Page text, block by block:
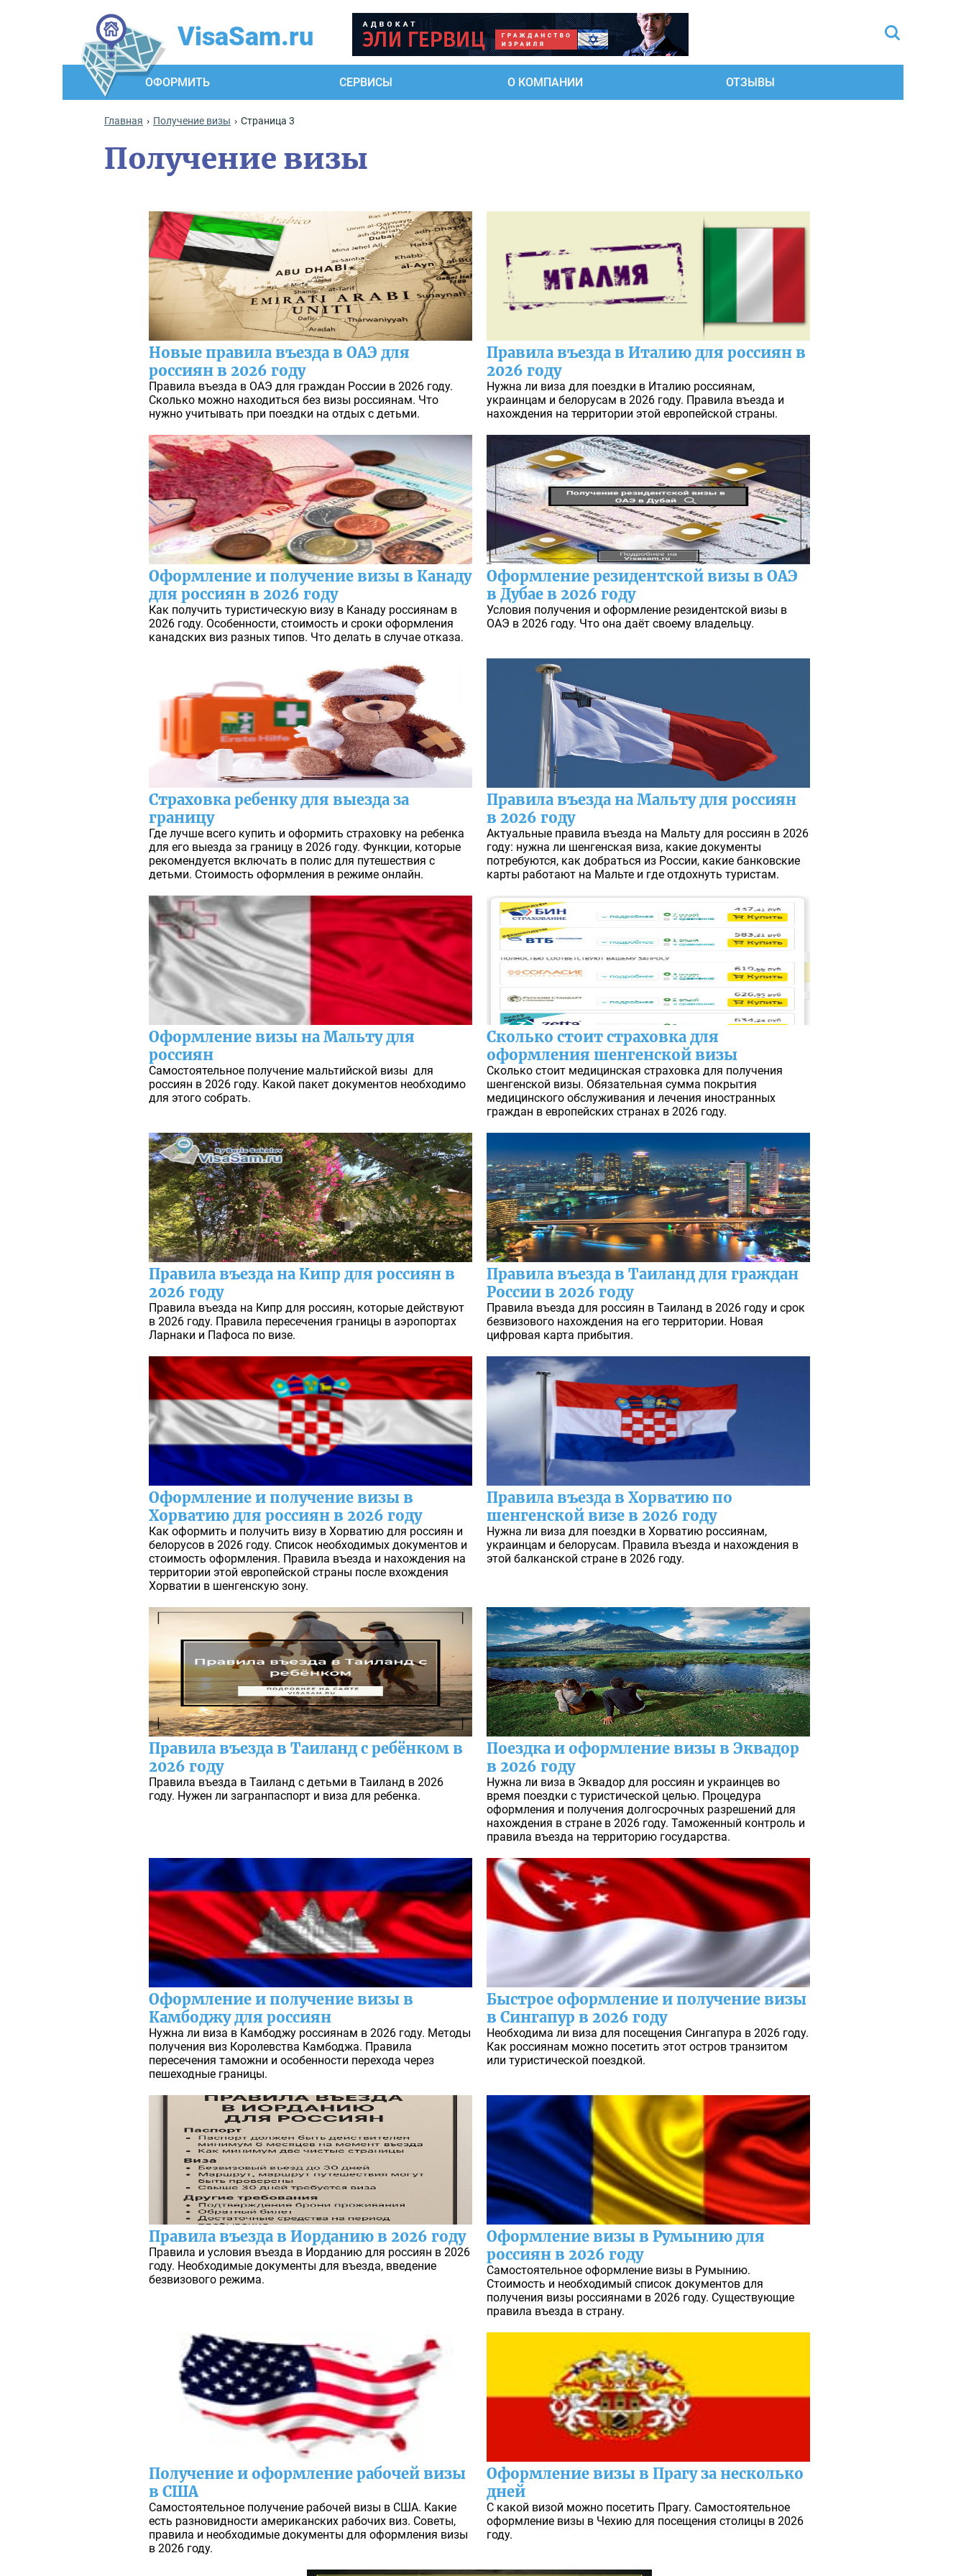
VisaSam.ru
ОФОРМИТЬ СЕРВИСЫ О КОМПАНИИ ОТЗЫВЫ
Главная Получение визы Страница 3
Получение визы
Новые правила въезда в ОАЭ для
россиян в 2026 году
Правила въезда в ОАЭ для граждан России в 2026 году.
Сколько можно находиться без визы россиянам. Что
нужно учитывать при поездки на отдых с детьми.
Правила въезда в Италию для россиян в
2026 году
Нужна ли виза для поездки в Италию россиянам,
украинцам и белорусам в 2026 году. Правила въезда и
нахождения на территории этой европейской страны.
Оформление и получение визы в Канаду
для россиян в 2026 году
Как получить туристическую визу в Канаду россиянам в
2026 году. Особенности, стоимость и сроки оформления
канадских виз разных типов. Что делать в случае отказа.
Оформление резидентской визы в ОАЭ
в Дубае в 2026 году
Условия получения и оформление резидентской визы в
ОАЭ в 2026 году. Что она даёт своему владельцу.
Страховка ребенку для выезда за
границу
Где лучше всего купить и оформить страховку на ребенка
для его выезда за границу в 2026 году. Функции, которые
рекомендуется включать в полис для путешествия с
детьми. Стоимость оформления в режиме онлайн.
Правила въезда на Мальту для россиян
в 2026 году
Актуальные правила въезда на Мальту для россиян в 2026
году: нужна ли шенгенская виза, какие документы
потребуются, как добраться из России, какие банковские
карты работают на Мальте и где отдохнуть туристам.
Оформление визы на Мальту для
россиян
Самостоятельное получение мальтийской визы для
россиян в 2026 году. Какой пакет документов необходимо
для этого собрать.
Сколько стоит страховка для
оформления шенгенской визы
Сколько стоит медицинская страховка для получения
шенгенской визы. Обязательная сумма покрытия
медицинского обслуживания и лечения иностранных
граждан в европейских странах в 2026 году.
Правила въезда на Кипр для россиян в
2026 году
Правила въезда на Кипр для россиян, которые действуют
в 2026 году. Правила пересечения границы в аэропортах
Ларнаки и Пафоса по визе.
Правила въезда в Таиланд для граждан
России в 2026 году
Правила въезда для россиян в Таиланд в 2026 году и срок
безвизового нахождения на его территории. Новая
цифровая карта прибытия.
Оформление и получение визы в
Хорватию для россиян в 2026 году
Как оформить и получить визу в Хорватию для россиян и
белорусов в 2026 году. Список необходимых документов и
стоимость оформления. Правила въезда и нахождения на
территории этой европейской страны после вхождения
Хорватии в шенгенскую зону.
Правила въезда в Хорватию по
шенгенской визе в 2026 году
Нужна ли виза для поездки в Хорватию россиянам,
украинцам и белорусам. Правила въезда и нахождения в
этой балканской стране в 2026 году.
Правила въезда в Таиланд с ребёнком в
2026 году
Правила въезда в Таиланд с детьми в Таиланд в 2026
году. Нужен ли загранпаспорт и виза для ребенка.
Поездка и оформление визы в Эквадор
в 2026 году
Нужна ли виза в Эквадор для россиян и украинцев во
время поездки с туристической целью. Процедура
оформления и получения долгосрочных разрешений для
нахождения в стране в 2026 году. Таможенный контроль и
правила въезда на территорию государства.
Оформление и получение визы в
Камбоджу для россиян
Нужна ли виза в Камбоджу россиянам в 2026 году. Методы
получения виз Королевства Камбоджа. Правила
пересечения таможни и особенности перехода через
пешеходные границы.
Быстрое оформление и получение визы
в Сингапур в 2026 году
Необходима ли виза для посещения Сингапура в 2026 году.
Как россиянам можно посетить этот остров транзитом
или туристической поездкой.
Правила въезда в Иорданию в 2026 году
Правила и условия въезда в Иорданию для россиян в 2026
году. Необходимые документы для въезда, введение
безвизового режима.
Оформление визы в Румынию для
россиян в 2026 году
Самостоятельное оформление визы в Румынию.
Стоимость и необходимый список документов для
получения визы россиянами в 2026 году. Существующие
правила въезда в страну.
Получение и оформление рабочей визы
в США
Самостоятельное получение рабочей визы в США. Какие
есть разновидности американских рабочих виз. Советы,
правила и необходимые документы для оформления визы
в 2026 году.
Оформление визы в Прагу за несколько
дней
С какой визой можно посетить Прагу. Самостоятельное
оформление визы в Чехию для посещения столицы в 2026
году.